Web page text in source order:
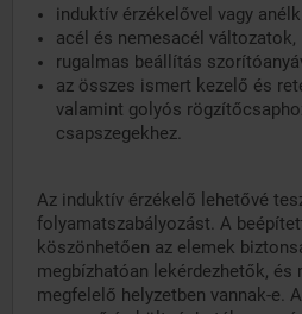
induktív érzékelővel vagy
acél és nemesacél változatok,
rugalmas beállítás
az összes ismert kezelő és
valamint golyós
csapszegekhez.
Az induktív érzékelő lehetővé
folyamatszabályozást. A
köszönhetően az elemek
megbízhatóan lekérdezhetők, és
megfelelő helyzetben vannak-e.